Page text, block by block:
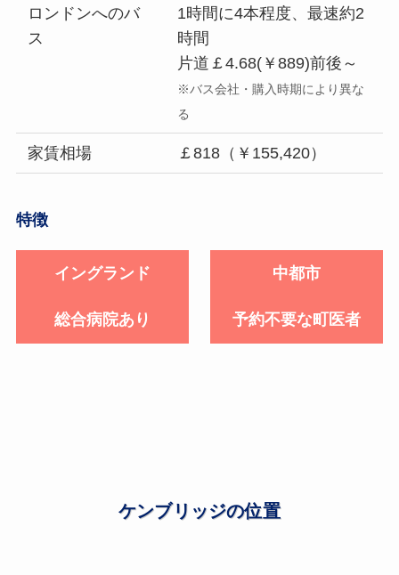
ロンドンへのバ
ス
1時間に4本程度、最速約2
時間
片道￡4.68(￥889)前後～
※バス会社・購入時期により異な
る
家賃相場 ￡818（￥155,420）
特徴
イングランド 中都市
総合病院あり 予約不要な町医者
ケンブリッジの位置